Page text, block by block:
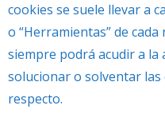
cookies se suele llevar a
o “Herramientas” de
siempre podrá acudir a la
solucionar o solventar las
respecto.